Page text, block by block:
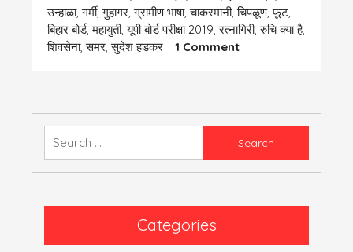
उन्हाळा,गर्मी,गुहागर,ग्रामीण भाषा,चाकरमानी,चिपळूण,फूट,
बिहार बोर्ड,महायुती,यूपी बोर्ड परीक्षा 2019,रत्नागिरी,रुचि क्या है,
शिवसेना,समर,सुदेश हडकर 1 CommentOn
Categories